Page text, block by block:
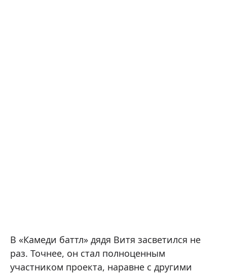
В «Камеди баттл» дядя Витя засветился не
раз. Точнее, он стал полноценным
участником проекта, наравне с другими